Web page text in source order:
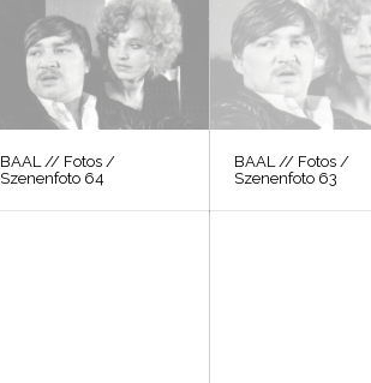
BAAL // Fotos /
Szenenfoto 64
BAAL // Fotos /
Szenenfoto 63